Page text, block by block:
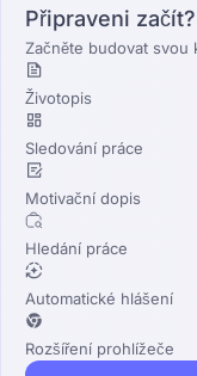
Připraveni začít?
Začněte budovat svou
Životopis
Sledování práce
Motivační dopis
Hledání práce
Automatické hlášení
Rozšíření prohlížeče